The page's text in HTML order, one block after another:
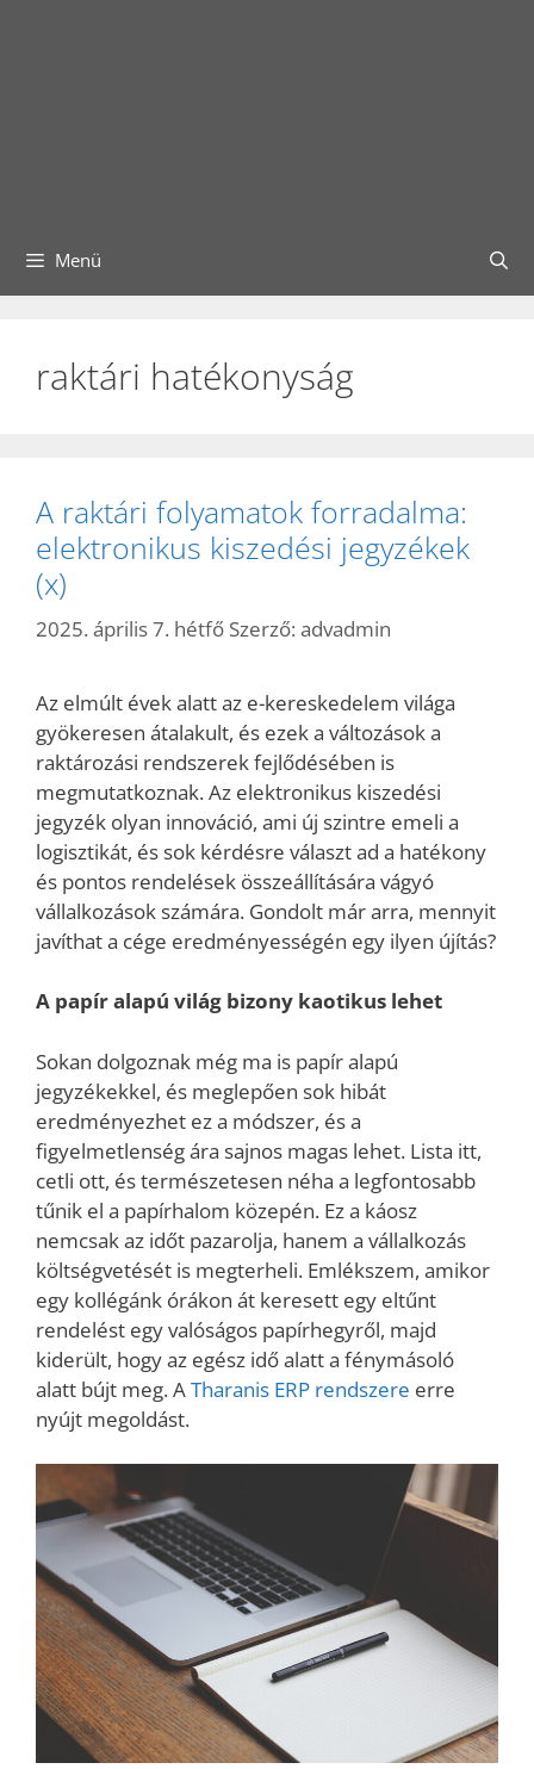
Menü
raktári hatékonyság
A raktári folyamatok forradalma:
elektronikus kiszedési jegyzékek
(x)
2025. április 7. hétfő Szerző: advadmin
Az elmúlt évek alatt az e-kereskedelem világa
gyökeresen átalakult, és ezek a változások a
raktározási rendszerek fejlődésében is
megmutatkoznak. Az elektronikus kiszedési
jegyzék olyan innováció, ami új szintre emeli a
logisztikát, és sok kérdésre választ ad a hatékony
és pontos rendelések összeállítására vágyó
vállalkozások számára. Gondolt már arra, mennyit
javíthat a cége eredményességén egy ilyen újítás?
A papír alapú világ bizony kaotikus lehet
Sokan dolgoznak még ma is papír alapú
jegyzékekkel, és meglepően sok hibát
eredményezhet ez a módszer, és a
figyelmetlenség ára sajnos magas lehet. Lista itt,
cetli ott, és természetesen néha a legfontosabb
tűnik el a papírhalom közepén. Ez a káosz
nemcsak az időt pazarolja, hanem a vállalkozás
költségvetését is megterheli. Emlékszem, amikor
egy kollégánk órákon át keresett egy eltűnt
rendelést egy valóságos papírhegyről, majd
kiderült, hogy az egész idő alatt a fénymásoló
alatt bújt meg. ATharanis ERP rendszere erre
nyújt megoldást.